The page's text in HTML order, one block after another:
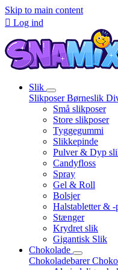
Skip to main content
 Log ind
Slik
SlikposerBørneslik
Små slikposer
Store slikposer
Tyggegummi
Slikkepinde
Pulver & Dyp
Candyfloss
Spray
Gel & Roll
Bolsjer
Halstabletter & -
Stænger
Krydret slik
Gigantisk Slik
Chokolade
Chokoladebarer